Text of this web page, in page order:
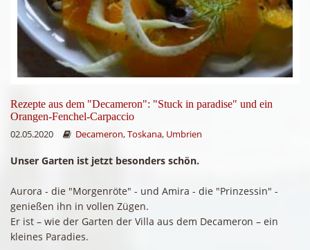
Rezepte aus dem "Decameron": "Stuck in paradise" und ein
Orangen-Fenchel-Carpaccio
02.05.2020
Decameron,Toskana, Umbrien
Unser Garten ist jetzt besonders schön.
Aurora - die "Morgenröte" - und Amira - die "Prinzessin" -
genießen ihn in vollen Zügen.
Er ist – wie der Garten der Villa aus dem Decameron – ein
kleines Paradies.